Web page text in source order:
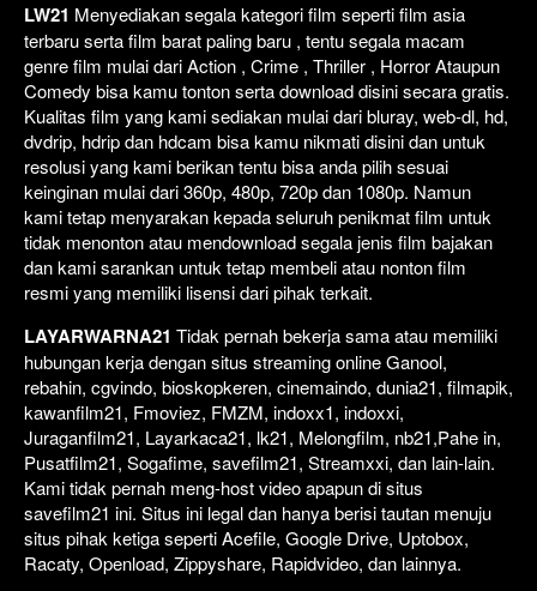
LW21 Menyediakan segala kategori film seperti film asia
terbaru serta film barat paling baru , tentu segala macam
genre film mulai dari Action , Crime , Thriller , Horror Ataupun
Comedy bisa kamu tonton serta download disini secara gratis.
Kualitas film yang kami sediakan mulai dari bluray, web-dl, hd,
dvdrip, hdrip dan hdcam bisa kamu nikmati disini dan untuk
resolusi yang kami berikan tentu bisa anda pilih sesuai
keinginan mulai dari 360p, 480p, 720p dan 1080p. Namun
kami tetap menyarakan kepada seluruh penikmat film untuk
tidak menonton atau mendownload segala jenis film bajakan
dan kami sarankan untuk tetap membeli atau nonton film
resmi yang memiliki lisensi dari pihak terkait.
LAYARWARNA21 Tidak pernah bekerja sama atau memiliki
hubungan kerja dengan situs streaming online Ganool,
rebahin, cgvindo, bioskopkeren, cinemaindo, dunia21, filmapik,
kawanfilm21, Fmoviez, FMZM, indoxx1, indoxxi,
Juraganfilm21, Layarkaca21, lk21, Melongfilm, nb21,Pahe in,
Pusatfilm21, Sogafime, savefilm21, Streamxxi, dan lain-lain.
Kami tidak pernah meng-host video apapun di situs
savefilm21 ini. Situs ini legal dan hanya berisi tautan menuju
situs pihak ketiga seperti Acefile, Google Drive, Uptobox,
Racaty, Openload, Zippyshare, Rapidvideo, dan lainnya.